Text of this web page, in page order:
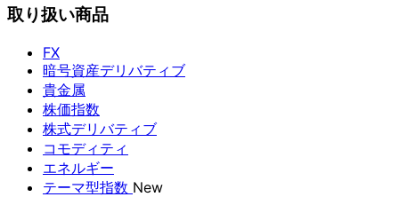
取り扱い商品
FX
暗号資産デリバティブ
貴金属
株価指数
株式デリバティブ
コモディティ
エネルギー
テーマ型指数 New